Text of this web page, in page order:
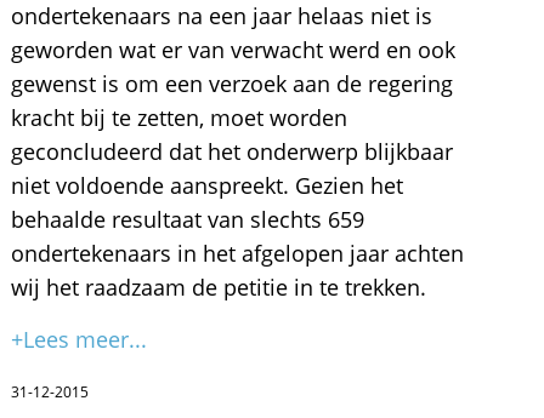
ondertekenaars na een jaar helaas niet is
geworden wat er van verwacht werd en ook
gewenst is om een verzoek aan de regering
kracht bij te zetten, moet worden
geconcludeerd dat het onderwerp blijkbaar
niet voldoende aanspreekt. Gezien het
behaalde resultaat van slechts 659
ondertekenaars in het afgelopen jaar achten
wij het raadzaam de petitie in te trekken.
+Lees meer...
31-12-2015